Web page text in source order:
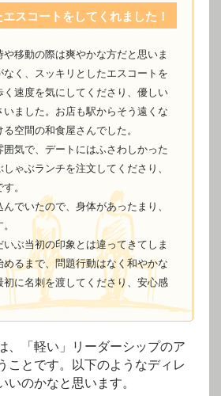
スコートをしてくれました！
移動の際は爽やかな方だと思いま
なく、スッキリとしたエスコートを
く速度を気にしてくださり、優しい
ました。お店も駅からそう遠くな
空間の和食屋さんでした。
気で、デートにはふさわしかった
ゃぶランチを注文してくださり、
。
でいたので、身体があったまり、
ぶ当初の印象とは違ってきてしま
めるまで、問題行動はなく和やかな
初に名刺を渡してくださり、安心感
、「軽い」リーダーシップのア
ことです。以下のようなディレ
いのかなと思います。